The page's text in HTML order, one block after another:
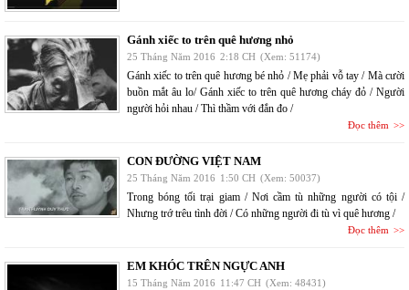
Gánh xiếc to trên quê hương nhỏ
25 Tháng Năm 2016 2:18 CH (Xem: 51174)
Gánh xiếc to trên quê hương bé nhỏ / Mẹ phải vỗ tay / Mà cười
buồn mắt âu lo/ Gánh xiếc to trên quê hương cháy đỏ / Người
người hỏi nhau / Thì thầm với đắn đo /
Đọc thêm
CON ĐƯỜNG VIỆT NAM
25 Tháng Năm 2016 1:50 CH (Xem: 50037)
Trong bóng tối trại giam / Nơi cầm tù những người có tội /
Nhưng trớ trêu tình đời / Có những người đi tù vì quê hương /
Đọc thêm
EM KHÓC TRÊN NGỰC ANH
15 Tháng Năm 2016 11:47 CH (Xem: 48431)